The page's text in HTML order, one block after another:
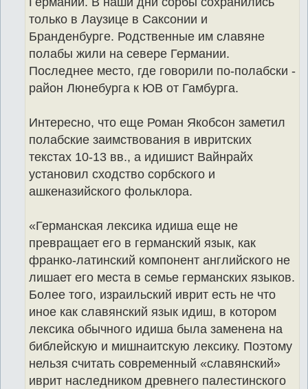
только в Лаузице в Саксонии и
Бранденбурге. Родственные им славяне
полабы жили на севере Германии.
Последнее место, где говорили по-полабски -
район Люнебурга к ЮВ от Гамбурга.
Интересно, что еще Роман Якобсон заметил
полабские заимствования в ивритских
текстах 10-13 вв., а идишист Вайнрайх
установил сходство сорбского и
ашкеназийского фольклора.
«Германская лексика идиша еще не
превращает его в германский язык, как
франко-латинский компонент английского не
лишает его места в семье германских языков.
Более того, израильский иврит есть не что
иное как славянский язык идиш, в котором
лексика обычного идиша была заменена на
библейскую и мишнаитскую лексику. Поэтому
нельзя считать современный «славянский»
иврит наследником древнего палестинского